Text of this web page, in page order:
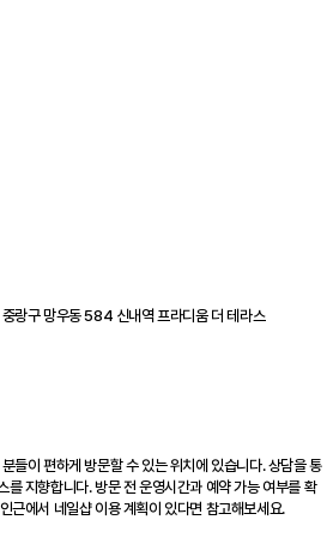
랑구 망우동 584 신내역 프라디움 더 테라스
들이 편하게 방문할 수 있는 위치에 있습니다. 상담을 통
를 지향합니다. 방문 전 운영시간과 예약 가능 여부를 확
근에서 네일샵 이용 계획이 있다면 참고해보세요.